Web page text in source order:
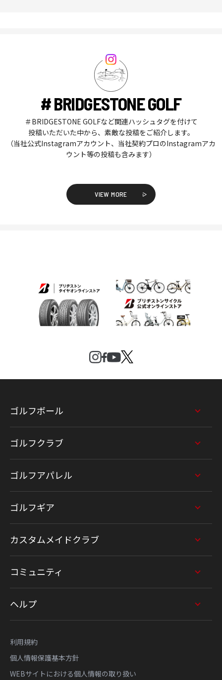
# BRIDGESTONE GOLF
＃BRIDGESTONE GOLFなど関連ハッシュタグを付けて
投稿いただいた中から、素敵な投稿をご紹介します。
（当社公式Instagramアカウント、当社契約プロのInstagramアカ
ウント等の投稿も含みます）
VIEW MORE
ゴルフボール
ゴルフクラブ
ゴルフアパレル
ゴルフギア
カスタムメイドクラブ
コミュニティ
ヘルプ
利用規約
個人情報保護基本方針
WEBサイトにおける個人情報の取り扱い